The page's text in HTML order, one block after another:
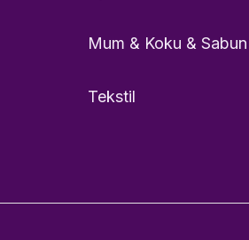
Mum & Koku & Sabun
Tekstil